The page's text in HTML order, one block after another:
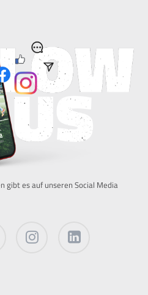
gibt es auf unseren Social Media